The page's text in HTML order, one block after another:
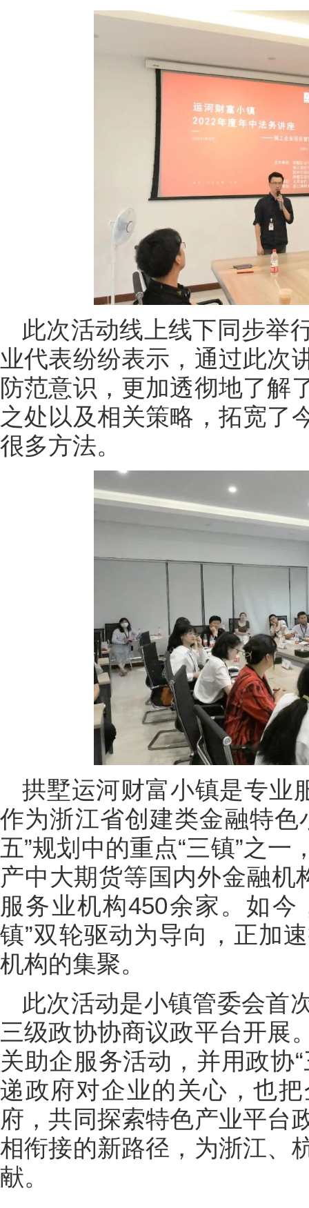
此次活动线上线下同步举
业代表纷纷表示，通过此次
防范意识，更加透彻地了解
之处以及相关策略，拓宽了
很多方法。
拱墅运河财富小镇是专业
作为浙江省创建类金融特色
五”规划中的重点“三镇”之
产中大期货等国内外金融机
服务业机构450余家。如今
镇”双轮驱动为导向，正加
机构的集聚。
此次活动是小镇管委会首
三级政协协商议政平台开展
关助企服务活动，并用政协
递政府对企业的关心，也
府，共同探索特色产业平台
相衔接的新路径，为浙江、
献。